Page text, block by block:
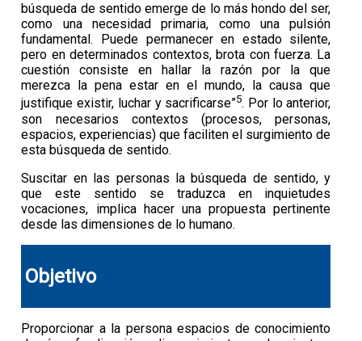
búsqueda de sentido emerge de lo más hondo del ser,
como una necesidad primaria, como una pulsión
fundamental. Puede permanecer en estado silente,
pero en determinados contextos, brota con fuerza. La
cuestión consiste en hallar la razón por la que
merezca la pena estar en el mundo, la causa que
justifique existir, luchar y sacrificarse”5. Por lo anterior,
son necesarios contextos (procesos, personas,
espacios, experiencias) que faciliten el surgimiento de
esta búsqueda de sentido.
Suscitar en las personas la búsqueda de sentido, y
que este sentido se traduzca en inquietudes
vocaciones, implica hacer una propuesta pertinente
desde las dimensiones de lo humano.
Objetivo
Proporcionar a la persona espacios de conocimiento